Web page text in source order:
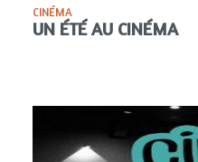
CINÉMA
UN ÉTÉ AU CINÉMA